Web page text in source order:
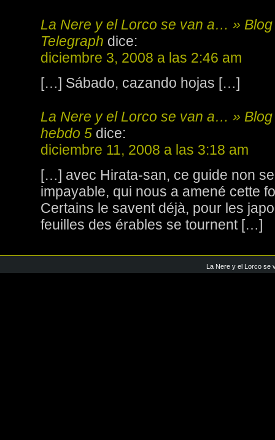
La Nere y el Lorco se van a… »
Telegraph dice:
diciembre 3, 2008 a las 2:46 am
[…] Sábado, cazando hojas […]
La Nere y el Lorco se van a… »
hebdo 5 dice:
diciembre 11, 2008 a las 3:18 am
[…] avec Hirata-san, ce guide non
impayable, qui nous a amené cette
Certains le savent déjà, pour les
feuilles des érables se tournent […]
La Nere y el Lorco se